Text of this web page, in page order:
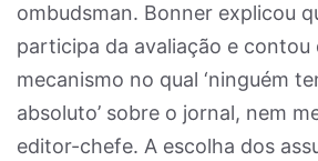
ombudsman. Bonner explicou
participa da avaliação e contou
mecanismo no qual ‘ninguém
absoluto’ sobre o jornal, nem
editor-chefe. A escolha dos